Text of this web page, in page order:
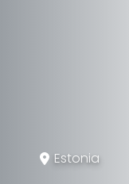
Estonia